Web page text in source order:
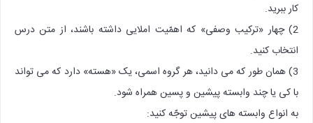
كار ببرید.
2) چهار «ترکیب وصفی» که اهمّیت املایی داشته باشند، از متن درس
انتخاب كنید.
3) همان طور که می دانید، هر گروه اسمی، یک «هسته» دارد که می تواند
با كی یا چند وابسته پیشین و پسین همراه شود.
به انواع وابسته های پیشین توجّه كنید: